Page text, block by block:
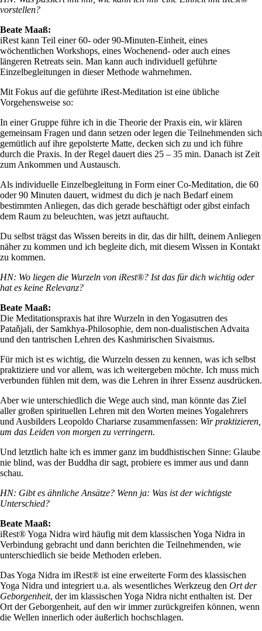
vorstellen?
Beate Maaß:
iRest kann Teil einer 60- oder 90-Minuten-Einheit, eines
wöchentlichen Workshops, eines Wochenend- oder auch eines
längeren Retreats sein. Man kann auch individuell geführte
Einzelbegleitungen in dieser Methode wahrnehmen.
Mit Fokus auf die geführte iRest-Meditation ist eine übliche
Vorgehensweise so:
In einer Gruppe führe ich in die Theorie der Praxis ein, wir klären
gemeinsam Fragen und dann setzen oder legen die Teilnehmenden sich
gemütlich auf ihre gepolsterte Matte, decken sich zu und ich führe
durch die Praxis. In der Regel dauert dies 25 – 35 min. Danach ist Zeit
zum Ankommen und Austausch.
Als individuelle Einzelbegleitung in Form einer Co-Meditation, die 60
oder 90 Minuten dauert, widmest du dich je nach Bedarf einem
bestimmten Anliegen, das dich gerade beschäftigt oder gibst einfach
dem Raum zu beleuchten, was jetzt auftaucht.
Du selbst trägst das Wissen bereits in dir, das dir hilft, deinem Anliegen
näher zu kommen und ich begleite dich, mit diesem Wissen in Kontakt
zu kommen.
HN: Wo liegen die Wurzeln von iRest®? Ist das für dich wichtig oder
hat es keine Relevanz?
Beate Maaß:
Die Meditationspraxis hat ihre Wurzeln in den Yogasutren des
Pataňjali, der Samkhya-Philosophie, dem non-dualistischen Advaita
und den tantrischen Lehren des Kashmirischen Sivaismus.
Für mich ist es wichtig, die Wurzeln dessen zu kennen, was ich selbst
praktiziere und vor allem, was ich weitergeben möchte. Ich muss mich
verbunden fühlen mit dem, was die Lehren in ihrer Essenz ausdrücken.
Aber wie unterschiedlich die Wege auch sind, man könnte das Ziel
aller großen spirituellen Lehren mit den Worten meines Yogalehrers
und Ausbilders Leopoldo Chariarse zusammenfassen: Wir praktizieren,
um das Leiden von morgen zu verringern.
Und letztlich halte ich es immer ganz im buddhistischen Sinne: Glaube
nie blind, was der Buddha dir sagt, probiere es immer aus und dann
schau.
HN: Gibt es ähnliche Ansätze? Wenn ja: Was ist der wichtigste
Unterschied?
Beate Maaß:
iRest® Yoga Nidra wird häufig mit dem klassischen Yoga Nidra in
Verbindung gebracht und dann berichten die Teilnehmenden, wie
unterschiedlich sie beide Methoden erleben.
Das Yoga Nidra im iRest® ist eine erweiterte Form des klassischen
Yoga Nidra und integriert u.a. als wesentliches Werkzeug den Ort der
Geborgenheit, der im klassischen Yoga Nidra nicht enthalten ist. Der
Ort der Geborgenheit, auf den wir immer zurückgreifen können, wenn
die Wellen innerlich oder äußerlich hochschlagen.